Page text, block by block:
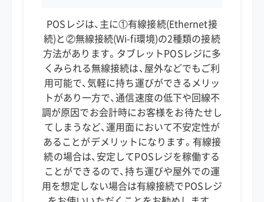
POSレジは、主に①有線接続(Ethernet接
続)と②無線接続(Wi-fi環境)の2種類の接続
方法があります。タブレットPOSレジに多
くみられる無線接続は、屋外などでもご利
用可能で、気軽に持ち運びができるメリッ
トがあり一方で、通信速度の低下や回線不
調が原因でお会計時にお客様をお待たせし
てしまうなど、運用面において不安定性が
あることがデメリットになります。有線接
続の場合は、安定してPOSレジを稼働する
ことができるので、持ち運びや屋外での運
用を想定しない場合は有線接続でPOSレジ